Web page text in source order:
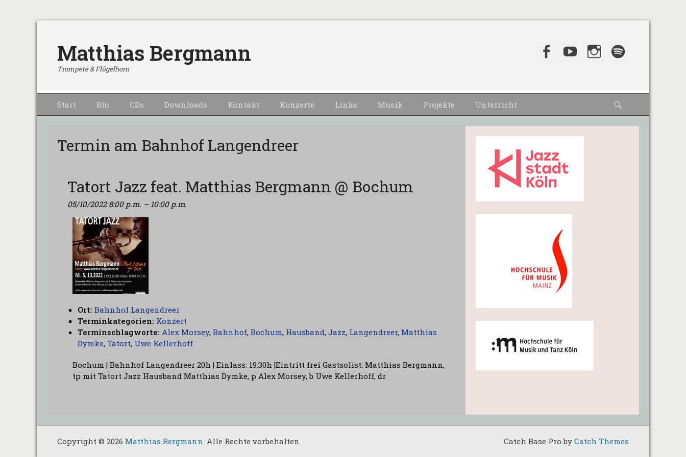
Matthias Bergmann
Trompete & Flügelhorn
Facebook
YouTubeInstagram
Primärmenu
zum
Start Bio CDs Downloads Kontakt Konzerte Links Musik Projekte Unterricht
Termin am Bahnhof Langendreer
Tatort Jazz feat. Matthias Bergmann @ Bochum
05/10/2022 8:00 p.m. – 10:00 p.m.
Ort: Bahnhof Langendreer
Terminkategorien: Konzert
Terminschlagworte: Alex Morsey, Bahnhof, Bochum, Hausband, Jazz, Langendreer, Matthias
Dymke, Tatort, Uwe Kellerhoff
Bochum | Bahnhof Langendreer 20h | Einlass: 19:30h |Eintritt frei Gastsolist: Matthias Bergmann,
tp mit Tatort Jazz Hausband Matthias Dymke, p Alex Morsey, b Uwe Kellerhoff, dr
Copyright © 2026 Matthias Bergmann. Alle Rechte vorbehalten. Catch Base Pro by Catch Themes